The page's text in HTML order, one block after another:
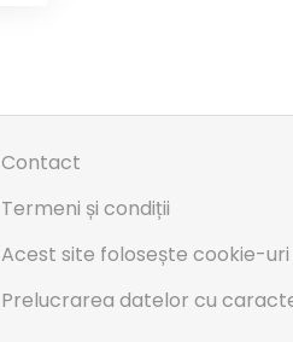
Contact
Termeni și condiții
Acest site folosește cookie-uri
Prelucrarea datelor cu